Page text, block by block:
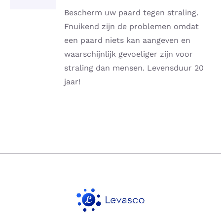
Bescherm uw paard tegen straling.
Fnuikend zijn de problemen omdat
een paard niets kan aangeven en
waarschijnlijk gevoeliger zijn voor
straling dan mensen. Levensduur 20
jaar!